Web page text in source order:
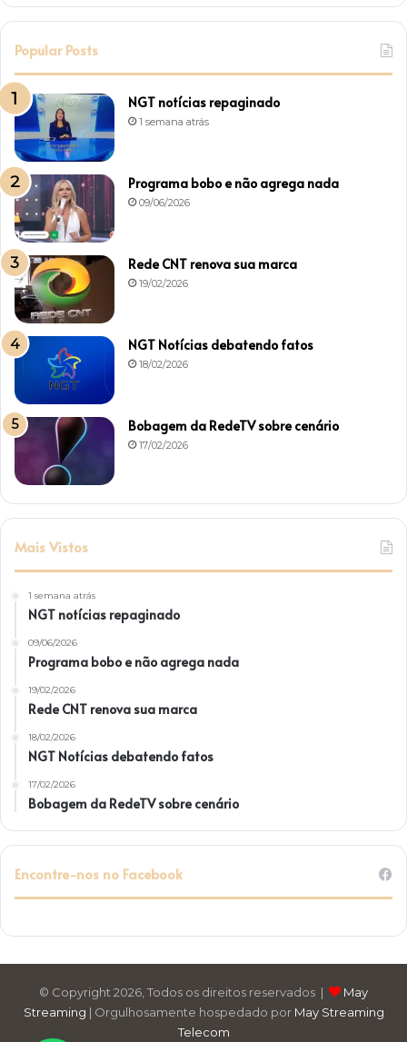
Popular Posts
NGT notícias repaginado
1 semana atrás
Programa bobo e não agrega nada
09/06/2026
Rede CNT renova sua marca
19/02/2026
NGT Notícias debatendo fatos
18/02/2026
Bobagem da RedeTV sobre cenário
17/02/2026
Mais Vistos
1 semana atrás
NGT notícias repaginado
09/06/2026
Programa bobo e não agrega nada
19/02/2026
Rede CNT renova sua marca
18/02/2026
NGT Notícias debatendo fatos
17/02/2026
Bobagem da RedeTV sobre cenário
Encontre-nos no Facebook
© Copyright 2026, Todos os direitos reservados |
May
Streaming | Orgulhosamente hospedado por May Streaming
Telecom